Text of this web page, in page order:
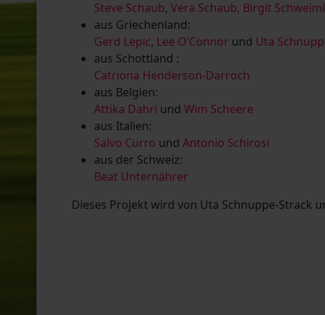
Steve Schaub, Vera Schaub, Birgit
aus Griechenland:
Gerd Lepic, Lee O’Connor und Uta
aus Schottland :
Catriona Henderson-Darroch
aus Belgien:
Attika Dahri und Wim Scheere
aus Italien:
Salvo Curro und Antonio Schirosi
aus der Schweiz:
Beat Unternährer
Dieses Projekt wird von Uta Schnuppe-Strack